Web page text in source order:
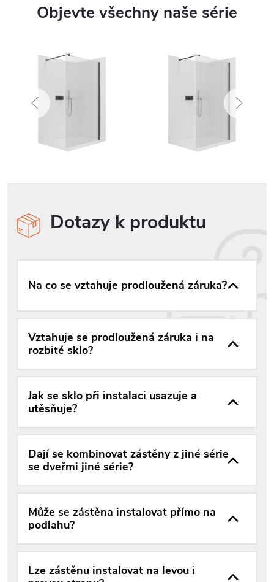
Objevte všechny naše série
Dotazy k produktu
Na co se vztahuje prodloužená záruka?
Vztahuje se prodloužená záruka i na
rozbité sklo?
Jak se sklo při instalaci usazuje a
utěsňuje?
Dají se kombinovat zástěny z jiné série
se dveřmi jiné série?
Může se zástěna instalovat přímo na
podlahu?
Lze zástěnu instalovat na levou i